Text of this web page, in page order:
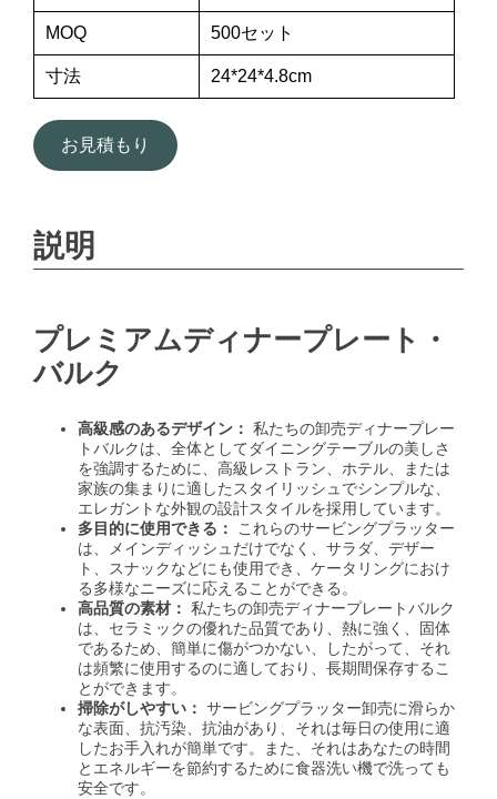
MOQ 500セット
寸法 24*24*4.8cm
お見積もり
説明
プレミアムディナープレート・
バルク
高級感のあるデザイン： 私たちの卸売ディナープレー
トバルクは、全体としてダイニングテーブルの美しさ
を強調するために、高級レストラン、ホテル、または
家族の集まりに適したスタイリッシュでシンプルな、
エレガントな外観の設計スタイルを採用しています。
多目的に使用できる： これらのサービングプラッター
は、メインディッシュだけでなく、サラダ、デザー
ト、スナックなどにも使用でき、ケータリングにおけ
る多様なニーズに応えることができる。
高品質の素材： 私たちの卸売ディナープレートバルク
は、セラミックの優れた品質であり、熱に強く、固体
であるため、簡単に傷がつかない、したがって、それ
は頻繁に使用するのに適しており、長期間保存するこ
とができます。
掃除がしやすい： サービングプラッター卸売に滑らか
な表面、抗汚染、抗油があり、それは毎日の使用に適
したお手入れが簡単です。また、それはあなたの時間
とエネルギーを節約するために食器洗い機で洗っても
安全です。